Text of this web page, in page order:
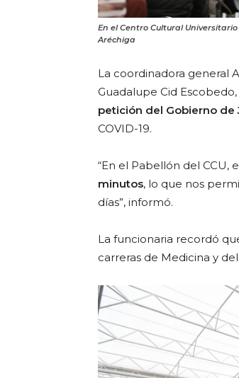
En el Centro Cultural
Aréchiga
La coordinadora general
Guadalupe Cid
petición del Gobierno de
COVID-19.
“En el Pabellón del CCU,
minutos, lo que nos
días”, informó.
La funcionaria recordó
carreras de Medicina y